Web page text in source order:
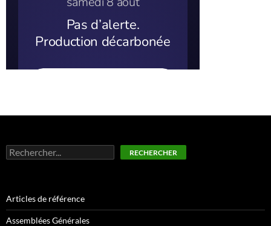
Rechercher RECHERCHER
Articles de référence
Assemblées Générales